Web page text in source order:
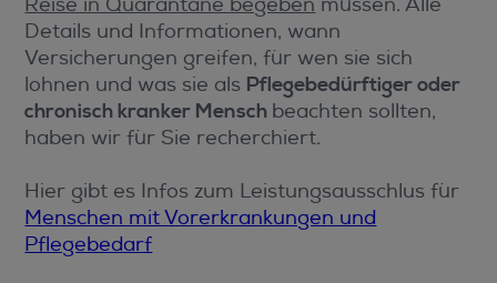
Details und Informationen, wann
Versicherungen greifen, für wen sie sich
lohnen und was sie als Pflegebedürftiger oder
chronisch kranker Mensch beachten sollten,
haben wir für Sie recherchiert.
Hier gibt es Infos zum Leistungsausschlus für
Menschen mit Vorerkrankungen und
Pflegebedarf